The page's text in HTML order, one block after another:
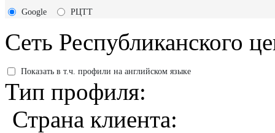
Google РЦТТ
Сеть Республиканского
Показать в т.ч. профили на английском языке
Тип профиля:
Страна клиента: